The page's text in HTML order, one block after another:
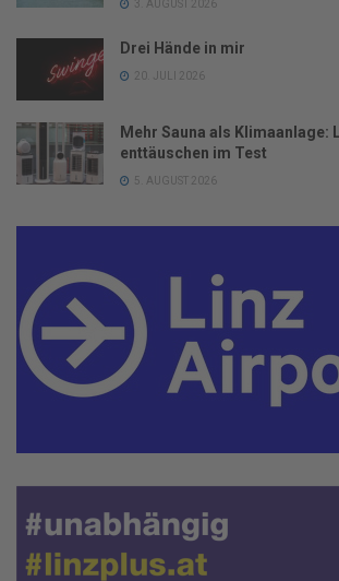
3. AUGUST 2026
Drei Hände in mir
20. JULI 2026
Mehr Sauna als Klimaanlage:
enttäuschen im Test
5. AUGUST 2026